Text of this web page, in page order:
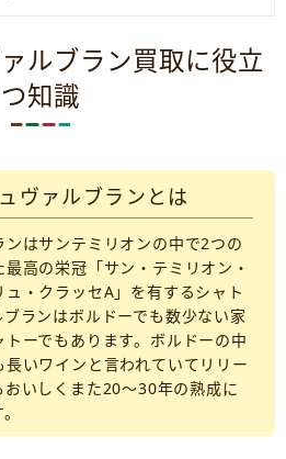
ルブラン買取に役立
つ知識
ヴァルブランとは
はサンテミリオンの中で2つの
高の栄冠「サン・テミリオン・
・クラッセA」を有するシャト
ランはボルドーでも数少ない家
ーでもあります。ボルドーの中
いワインと言われていてリリー
いしくまた20〜30年の熟成に